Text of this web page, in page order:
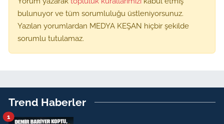
bulunuyor ve tüm sorumluluğu üstleniyorsunuz.
Yazılan yorumlardan MEDYA KEŞAN hiçbir şekilde
sorumlu tutulamaz.
Trend Haberler
1